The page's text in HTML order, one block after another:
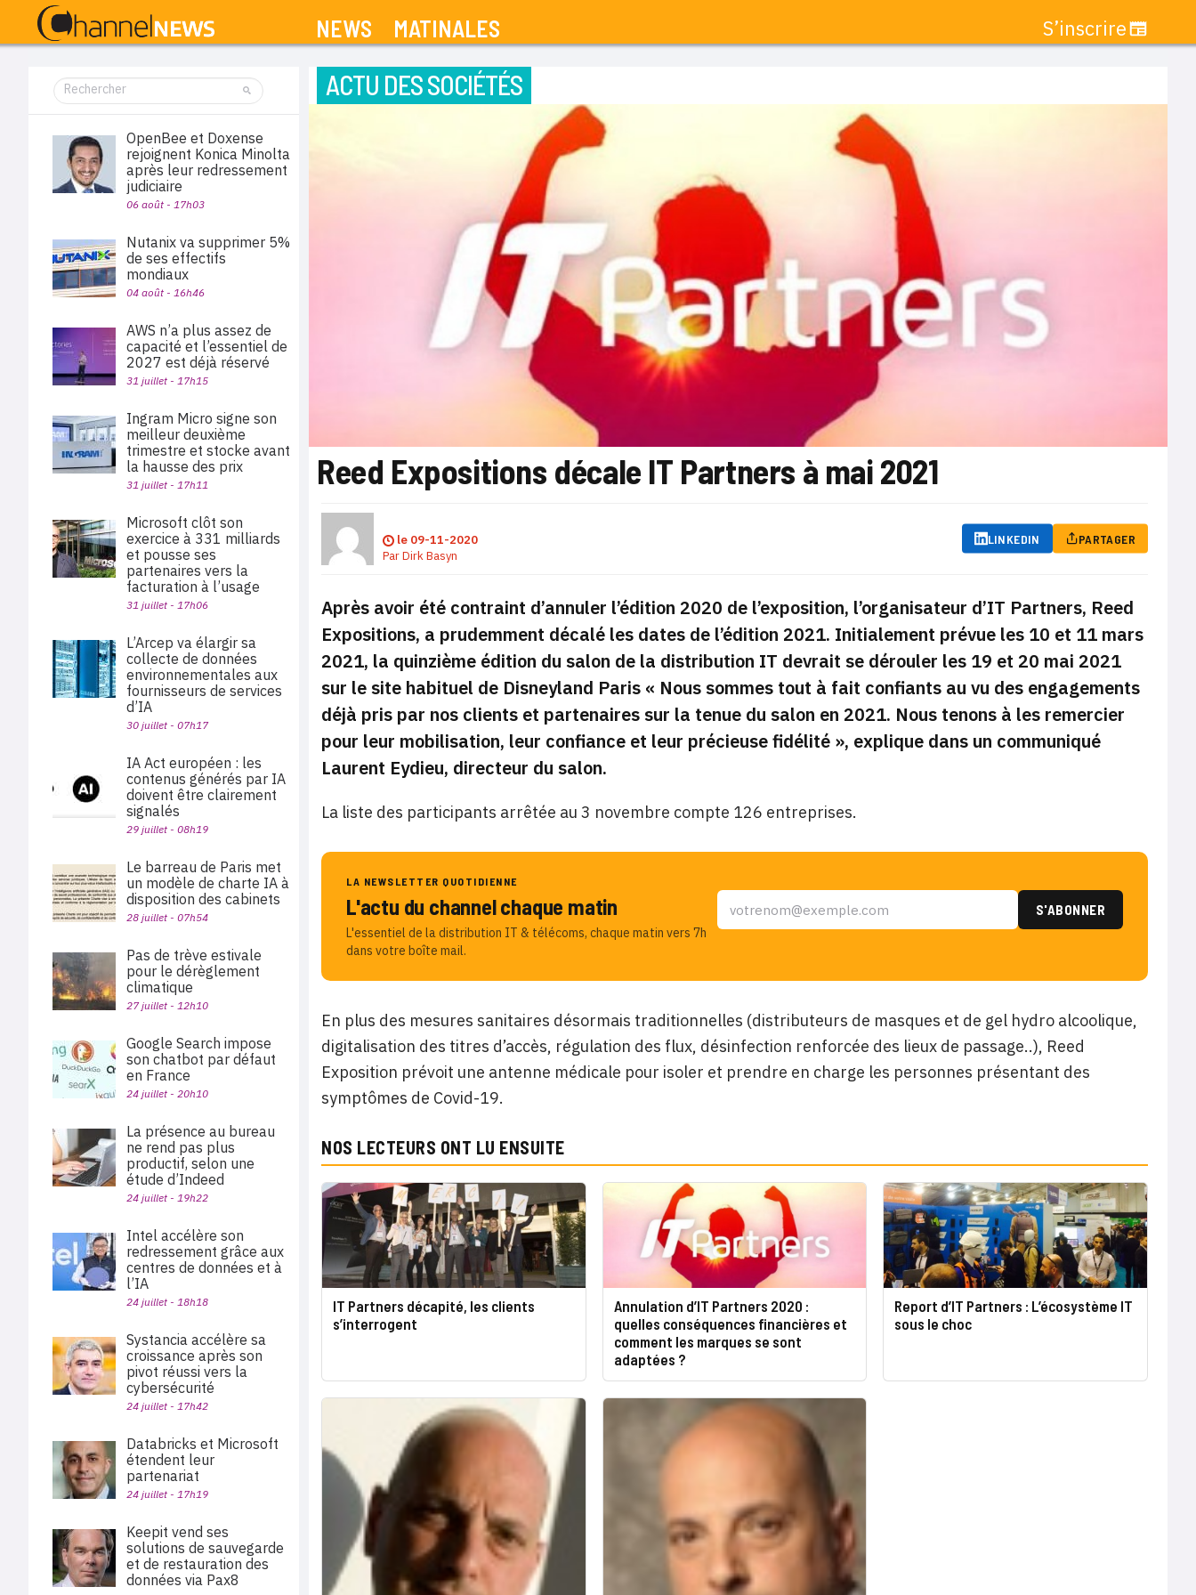
NEWS MATINALES S’inscrire
ACTU DES SOCIÉTÉS
Reed Expositions décale IT Partners à mai 2021
le 09-11-2020
ParDirk Basyn
LINKEDIN PARTAGER
Après avoir été contraint d’annuler l’édition 2020 de l’exposition, l’organisateur d’IT Partners, Reed
Expositions, a prudemment décalé les dates de l’édition 2021. Initialement prévue les 10 et 11 mars
2021, la quinzième édition du salon de la distribution IT devrait se dérouler les 19 et 20 mai 2021
sur le site habituel de Disneyland Paris « Nous sommes tout à fait confiants au vu des engagements
déjà pris par nos clients et partenaires sur la tenue du salon en 2021. Nous tenons à les remercier
pour leur mobilisation, leur confiance et leur précieuse fidélité », explique dans un communiqué
Laurent Eydieu, directeur du salon.
La liste des participants arrêtée au 3 novembre compte 126 entreprises.
LA NEWSLETTER QUOTIDIENNE
L'actu du channel chaque matin
L'essentiel de la distribution IT & télécoms, chaque matin vers 7h
dans votre boîte mail.
En plus des mesures sanitaires désormais traditionnelles (distributeurs de masques et de gel hydro alcoolique,
digitalisation des titres d’accès, régulation des flux, désinfection renforcée des lieux de passage..), Reed
Exposition prévoit une antenne médicale pour isoler et prendre en charge les personnes présentant des
symptômes de Covid-19.
NOS LECTEURS ONT LU ENSUITE
IT Partners décapité, les clients
s’interrogent
Annulation d’IT Partners 2020 :
quelles conséquences financières et
comment les marques se sont
adaptées ?
Report d’IT Partners : L’écosystème IT
sous le choc
OpenBee et Doxense
rejoignent Konica Minolta
après leur redressement
judiciaire
06 août - 17h03
Nutanix va supprimer 5%
de ses effectifs
mondiaux
04 août - 16h46
AWS n’a plus assez de
capacité et l’essentiel de
2027 est déjà réservé
31 juillet - 17h15
Ingram Micro signe son
meilleur deuxième
trimestre et stocke avant
la hausse des prix
31 juillet - 17h11
Microsoft clôt son
exercice à 331 milliards
et pousse ses
partenaires vers la
facturation à l’usage
31 juillet - 17h06
L’Arcep va élargir sa
collecte de données
environnementales aux
fournisseurs de services
d’IA
30 juillet - 07h17
IA Act européen : les
contenus générés par IA
doivent être clairement
signalés
29 juillet - 08h19
Le barreau de Paris met
un modèle de charte IA à
disposition des cabinets
28 juillet - 07h54
Pas de trève estivale
pour le dérèglement
climatique
27 juillet - 12h10
Google Search impose
son chatbot par défaut
en France
24 juillet - 20h10
La présence au bureau
ne rend pas plus
productif, selon une
étude d’Indeed
24 juillet - 19h22
Intel accélère son
redressement grâce aux
centres de données et à
l’IA
24 juillet - 18h18
Systancia accélère sa
croissance après son
pivot réussi vers la
cybersécurité
24 juillet - 17h42
Databricks et Microsoft
étendent leur
partenariat
24 juillet - 17h19
Keepit vend ses
solutions de sauvegarde
et de restauration des
données via Pax8